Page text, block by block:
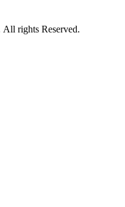
rights Reserved.